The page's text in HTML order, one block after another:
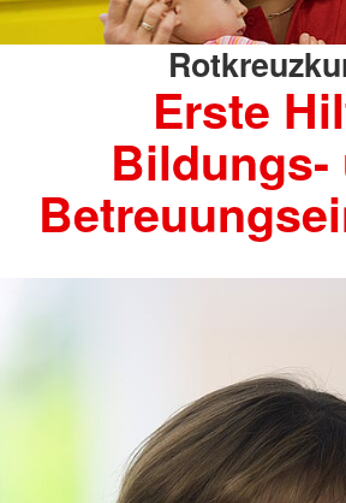
Erste
Bildungs-